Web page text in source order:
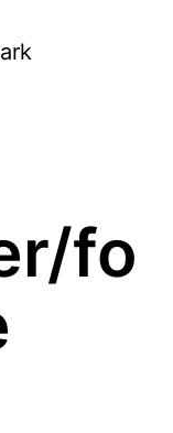
fo